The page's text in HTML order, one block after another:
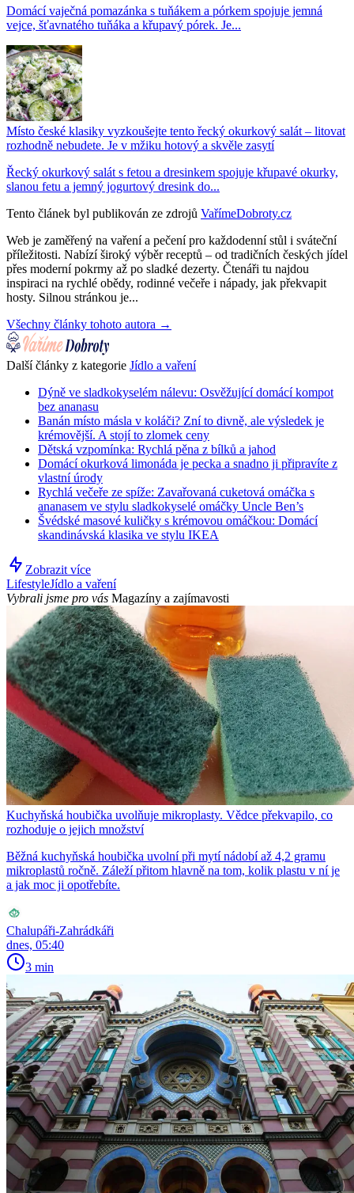
Domácí vaječná pomazánka s tuňákem a pórkem spojuje jemná
vejce, šťavnatého tuňáka a křupavý pórek. Je...
Místo české klasiky vyzkoušejte tento řecký okurkový salát – litovat
rozhodně nebudete. Je v mžiku hotový a skvěle zasytí
Řecký okurkový salát s fetou a dresinkem spojuje křupavé okurky,
slanou fetu a jemný jogurtový dresink do...
Tento článek byl publikován ze zdrojů VařímeDobroty.cz
Web je zaměřený na vaření a pečení pro každodenní stůl i sváteční
příležitosti. Nabízí široký výběr receptů – od tradičních českých jídel
přes moderní pokrmy až po sladké dezerty. Čtenáři tu najdou
inspiraci na rychlé obědy, rodinné večeře i nápady, jak překvapit
hosty. Silnou stránkou je...
Všechny články tohoto autora →
Další články z kategorie Jídlo a vaření
Dýně ve sladkokyselém nálevu: Osvěžující domácí kompot
bez ananasu
Banán místo másla v koláči? Zní to divně, ale výsledek je
krémovější. A stojí to zlomek ceny
Dětská vzpomínka: Rychlá pěna z bílků a jahod
Domácí okurková limonáda je pecka a snadno ji připravíte z
vlastní úrody
Rychlá večeře ze spíže: Zavařovaná cuketová omáčka s
ananasem ve stylu sladkokyselé omáčky Uncle Ben’s
Švédské masové kuličky s krémovou omáčkou: Domácí
skandinávská klasika ve stylu IKEA
Zobrazit více
LifestyleJídlo a vaření
Vybrali jsme pro vás Magazíny a zajímavosti
Kuchyňská houbička uvolňuje mikroplasty. Vědce překvapilo, co
rozhoduje o jejich množství
Běžná kuchyňská houbička uvolní při mytí nádobí až 4,2 gramu
mikroplastů ročně. Záleží přitom hlavně na tom, kolik plastu v ní je
a jak moc ji opotřebíte.
Chalupáři-Zahrádkáři
dnes, 05:40
3 min